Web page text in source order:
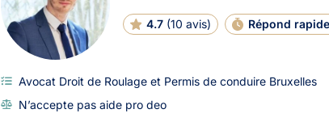
4.7 (10 avis) Répond
Avocat Droit de Roulage et Permis de conduire Bruxelles
N’accepte pas aide pro deo